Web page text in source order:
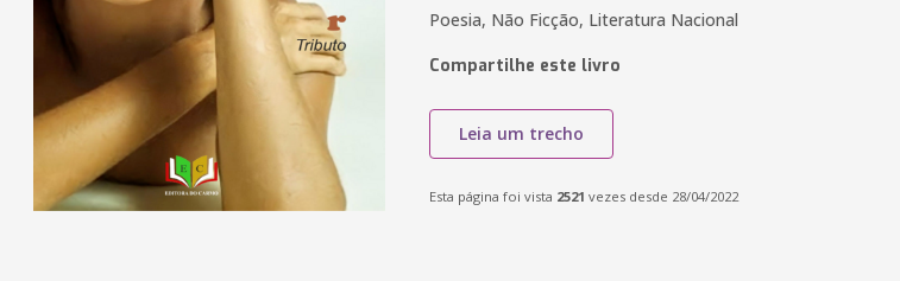
Poesia, Não Ficção, Literatura Nacional
Compartilhe este livro
Leia um trecho
Esta página foi vista 2521 vezes desde 28/04/2022